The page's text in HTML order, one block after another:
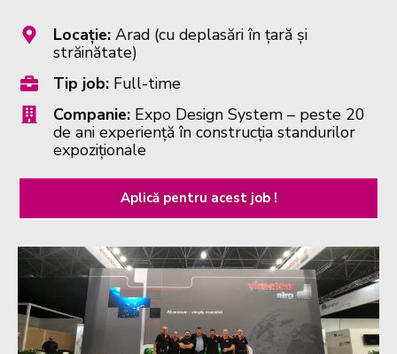
Locație: Arad (cu deplasări în țară și
străinătate)
Tip job: Full-time
Companie: Expo Design System – peste 20
de ani experiență în construcția standurilor
expoziționale
Aplică pentru acest job !